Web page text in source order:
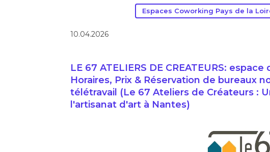
Espaces Coworking Pays de la
10.04.2026
LE 67 ATELIERS DE CREATEURS:
Horaires, Prix & Réservation de bureaux
télétravail (Le 67 Ateliers de Créateurs :
l'artisanat d'art à Nantes)